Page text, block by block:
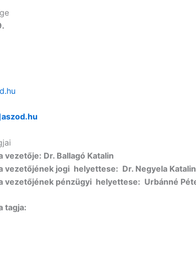
vezetője: Dr. Ballagó Katalin
vezetőjének jogi helyettese: Dr. Negyela Katalin
vezetőjének pénzügyi helyettese: Urbánné
tagja: